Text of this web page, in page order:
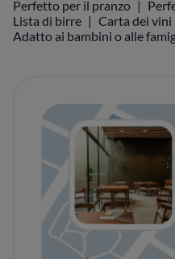
Perfetto per il pranzo
Lista di birre
Carta dei vini
Adatto ai bambini o alle